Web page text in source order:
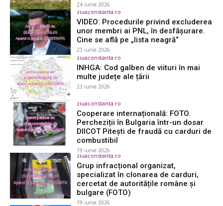
24 iunie 2026
ziuaconstanta.ro
VIDEO: Procedurile privind excluderea
unor membri ai PNL, în desfășurare.
Cine se află pe „lista neagră“
23 iunie 2026
ziuaconstanta.ro
INHGA: Cod galben de viituri în mai
multe județe ale țării
23 iunie 2026
ziuaconstanta.ro
Cooperare internațională: FOTO.
Percheziții în Bulgaria într-un dosar
DIICOT Pitești de fraudă cu carduri de
combustibil
19 iunie 2026
ziuaconstanta.ro
Grup infracțional organizat,
specializat în clonarea de carduri,
cercetat de autoritățile române și
bulgare (FOTO)
19 iunie 2026